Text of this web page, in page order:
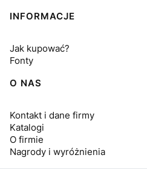
INFORMACJE
Jak kupować?
Fonty
O NAS
Kontakt i dane firmy
Katalogi
O firmie
Nagrody i wyróżnienia